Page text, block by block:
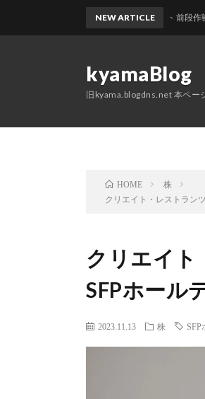
kyamaBlog
旧kyama.blogdns.net 本ペー
NEW ARTICLE
艦これ2026夏イベント 前段作戦：反撃！
HOME
株
クリエイト・レストラン
クリエイト
SFPホール
2023.11.13 株 SFP